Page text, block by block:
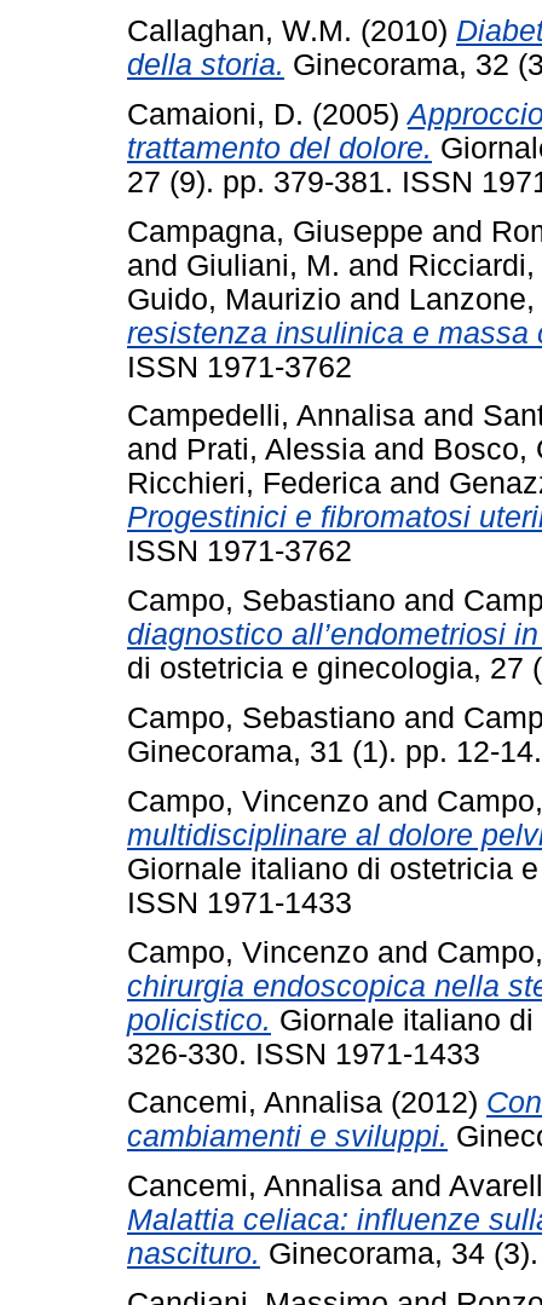
Callaghan, W.M. (2010)
della storia. Ginecorama, 32
Camaioni, D. (2005)
trattamento del dolore.
27 (9). pp. 379-381. ISSN
Campagna, Giuseppe and
and Giuliani, M. and
Guido, Maurizio and Lanzone,
resistenza insulinica e massa
ISSN 1971-3762
Campedelli, Annalisa and
and Prati, Alessia and Bosco,
Ricchieri, Federica and
Progestinici e fibromatosi
ISSN 1971-3762
Campo, Sebastiano and
diagnostico all’endometriosi
di ostetricia e ginecologia, 27
Campo, Sebastiano and
Ginecorama, 31 (1). pp. 12-
Campo, Vincenzo and
multidisciplinare al dolore
Giornale italiano di ostetricia
ISSN 1971-1433
Campo, Vincenzo and
chirurgia endoscopica nella
policistico. Giornale italiano
326-330. ISSN 1971-1433
Cancemi, Annalisa (2012)
cambiamenti e sviluppi.
Cancemi, Annalisa and
Malattia celiaca: influenze
nascituro. Ginecorama, 34